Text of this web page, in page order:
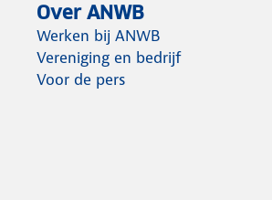
Over ANWB
Werken bij ANWB
Vereniging en bedrijf
Voor de pers